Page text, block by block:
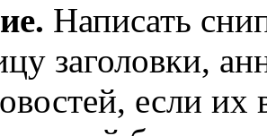
Написать
заголовки,
если